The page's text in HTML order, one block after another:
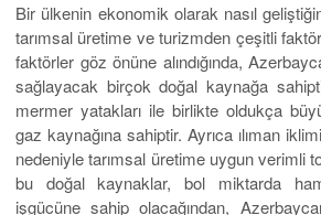
Bir ülkenin ekonomik olarak nasıl
tarımsal üretime ve turizmden çeşitli
faktörler göz önüne alındığında,
sağlayacak birçok doğal kaynağa
mermer yatakları ile birlikte oldukça
gaz kaynağına sahiptir. Ayrıca ılıman
nedeniyle tarımsal üretime uygun verimli
bu doğal kaynaklar, bol miktarda
işgücüne sahip olacağından,